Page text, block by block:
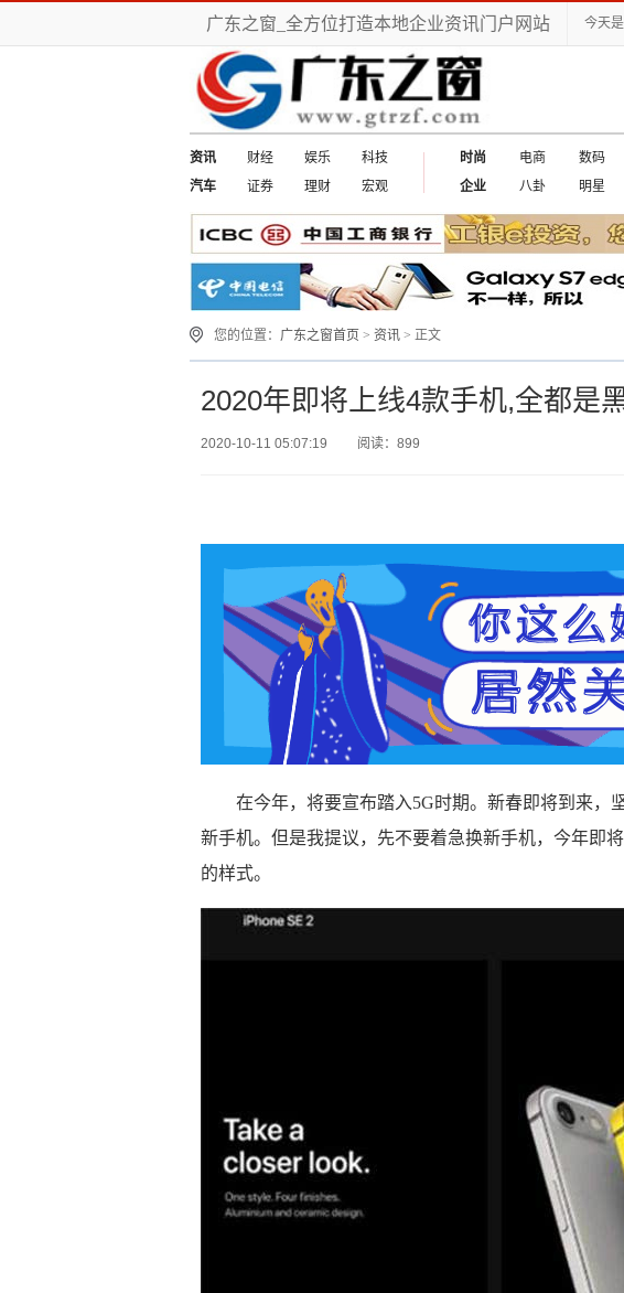
广东之窗_全方位打造本地企业资讯门户网站 今天
资讯 财经 娱乐
科技
汽车
证券 理财 宏观
时尚 电商
数码
企业
八卦 明星
您的位置： 广东之窗首页 > 资讯 > 正文
2020年即将上线4款手机,全都是
2020-10-11 05:07:19 阅读：899
在今年，将要宣布踏入5G时期。新春即将到来，
新手机。但是我提议，先不要着急换新手机，今年即
的样式。